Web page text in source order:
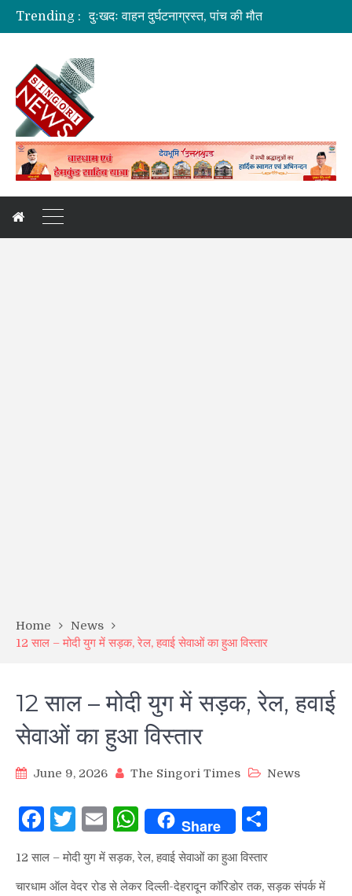
Trending :
दुःखदः वाहन दुर्घटनाग्रस्त, पांच की मौत
ग्रामीण महिलाओं को आर्थिक सशक्त बनाने पर जोर
अगले दो दिनों में भारी से बहुत भारी वर्षा की संभावना
Home
News
12 साल – मोदी युग में सड़क, रेल, हवाई सेवाओं का हुआ विस्तार
12 साल – मोदी युग में सड़क, रेल, हवाई
सेवाओं का हुआ विस्तार
June 9, 2026 The Singori Times News
Facebook
Twitter
EmailWhatsApp
Share
12 साल – मोदी युग में सड़क, रेल, हवाई सेवाओं का हुआ विस्तार
चारधाम ऑल वेदर रोड से लेकर दिल्ली-देहरादून कॉरिडोर तक, सड़क संपर्क में